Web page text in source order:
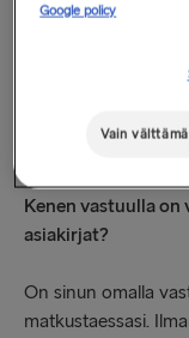
lähtöselvityksen,
Kenen vastuulla
asiakirjat?
On sinun omalla
matkustaessasi.
Google policy
Vain